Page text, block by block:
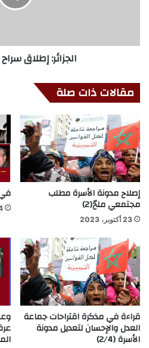
الجزائر: إطلاق
مقالات ذات صلة
إصلاح مدونة الأسرة مطلب
مجتمعي ملحّ(2)
23 أكتوبر، 2023
24
قراءة في مذكرة اقتراحات جماعة
العدل والإحسان لتعديل مدونة
الأسرة (2/4)